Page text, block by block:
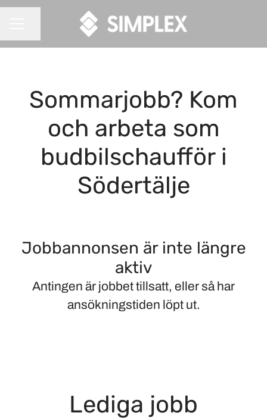
Sommarjobb? Kom
och arbeta som
budbilschaufför i
Södertälje
Jobbannonsen är inte längre
aktiv
Antingen är jobbet tillsatt, eller så har
ansökningstiden löpt ut.
Lediga jobb